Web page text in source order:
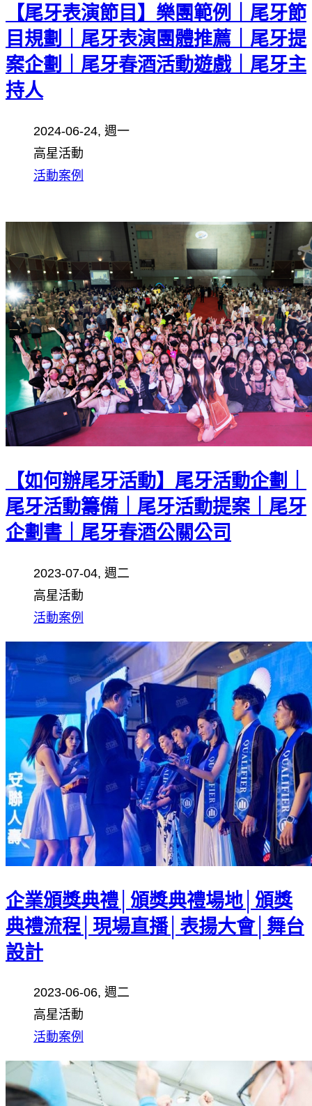
【尾牙表演節目】樂團範例｜尾牙節
目規劃｜尾牙表演團體推薦｜尾牙提
案企劃｜尾牙春酒活動遊戲｜尾牙主
持人
2024-06-24, 週一
高星活動
活動案例
【如何辦尾牙活動】尾牙活動企劃｜
尾牙活動籌備｜尾牙活動提案｜尾牙
企劃書｜尾牙春酒公關公司
2023-07-04, 週二
高星活動
活動案例
企業頒獎典禮│頒獎典禮場地│頒獎
典禮流程│現場直播│表揚大會│舞台
設計
2023-06-06, 週二
高星活動
活動案例